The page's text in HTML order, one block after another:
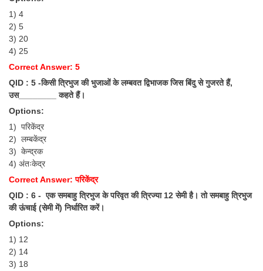
FCI Exam
SSC Exam Vacancies
Scientific Assistant Exam
ACIO (IB) Exam
MTS
1) 4
2) 5
3) 20
4) 25
Correct Answer: 5
QID : 5 -किसी त्रिभुज की भुजाओं के लम्बवत द्विभाजक जिस बिंदु से गुजरते हैं,
उस________ कहते हैं।
Options:
1) परिकेंद्र
2) लम्बकेंद्र
3) केन्द्रक
4) अंतःकेद्र
Correct Answer: परिकेंद्र
QID : 6 - एक समबाहु त्रिभुज के परिवृत की त्रिज्या 12 सेमी है। तो समबाहु त्रिभुज
की ऊंचाई (सेमी में) निर्धारित करें।
Options:
1) 12
2) 14
3) 18